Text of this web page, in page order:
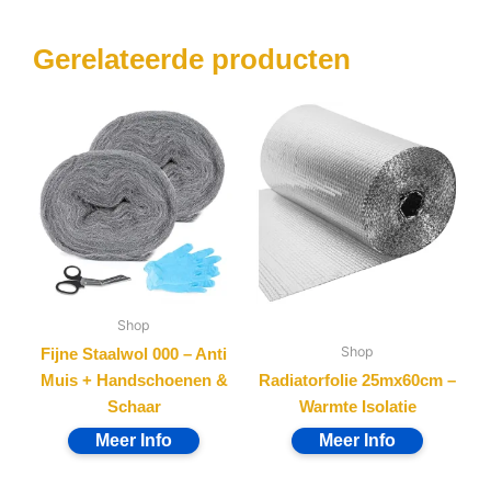
Shop
Siliconen Oordopjes met
Touw – Zwem & Geluid
Shop
TONOR Akoestische
Panelen Zelfklevend Wit
(36 stuks)